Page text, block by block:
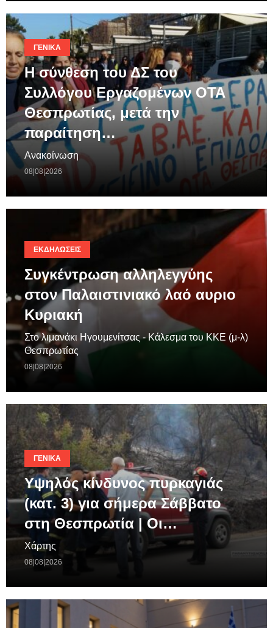
ΓΕΝΙΚΆ
Η σύνθεση του ΔΣ του
Συλλόγου Εργαζομένων ΟΤΑ
Θεσπρωτίας, μετά την
παραίτηση…
Ανακοίνωση
08|08|2026
ΕΚΔΗΛΏΣΕΙΣ
Συγκέντρωση αλληλεγγύης
στον Παλαιστινιακό λαό αυριο
Κυριακή
Στο λιμανάκι Ηγουμενίτσας - Κάλεσμα του ΚΚΕ (μ-λ)
Θεσπρωτίας
08|08|2026
ΓΕΝΙΚΆ
Υψηλός κίνδυνος πυρκαγιάς
(κατ. 3) για σήμερα Σάββατο
στη Θεσπρωτία | Οι…
Χάρτης
08|08|2026